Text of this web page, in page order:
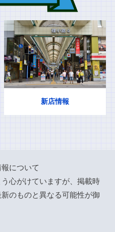
新店情報
について
心がけていますが、掲載時
のものと異なる可能性が御